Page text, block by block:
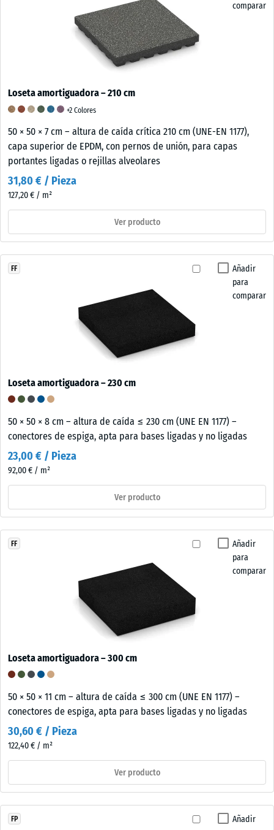
comparar
Loseta amortiguadora – 210 cm
+2 Colores
50 × 50 × 7 cm – altura de caída crítica 210 cm (UNE-EN 1177),
capa superior de EPDM, con pernos de unión, para capas
portantes ligadas o rejillas alveolares
31,80 € / Pieza
127,20 € / m²
Ver producto
Añadir
para
comparar
FF
Loseta amortiguadora – 230 cm
50 × 50 × 8 cm – altura de caída ≤ 230 cm (UNE EN 1177) –
conectores de espiga, apta para bases ligadas y no ligadas
23,00 € / Pieza
92,00 € / m²
Ver producto
Añadir
para
comparar
FF
Loseta amortiguadora – 300 cm
50 × 50 × 11 cm – altura de caída ≤ 300 cm (UNE EN 1177) –
conectores de espiga, apta para bases ligadas y no ligadas
30,60 € / Pieza
122,40 € / m²
Ver producto
Añadir
FP